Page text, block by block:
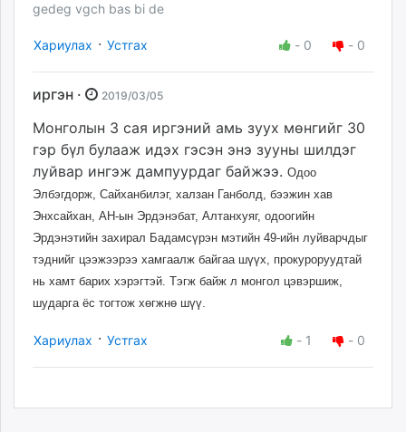
gedeg vgch bas bi de
Хариулах · Устгах - 0 - 0
иргэн · 2019/03/05
Монголын 3 сая иргэний амь зуух мөнгийг 30
гэр бүл булааж идэх гэсэн энэ зууны шилдэг
луйвар ингэж дампуурдаг байжээ. Одоо
Элбэгдорж, Сайханбилэг, халзан Ганболд, бээжин хав
Энхсайхан, АН-ын Эрдэнэбат, Алтанхуяг, одоогийн
Эрдэнэтийн захирал Бадамсүрэн мэтийн 49-ийн луйварчдыг
тэднийг цээжээрээ хамгаалж байгаа шүүх, прокуроруудтай
нь хамт барих хэрэгтэй. Тэгж байж л монгол цэвэршиж,
шударга ёс тогтож хөгжнө шүү.
Хариулах · Устгах - 1 - 0